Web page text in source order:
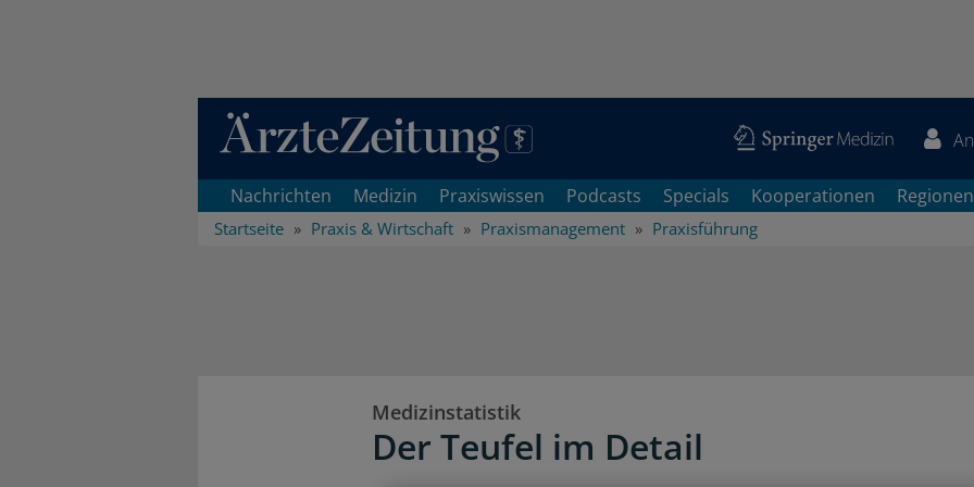
Direkt zum Inhaltsbereich
Nachrichten Medizin Praxiswissen Podcasts Specials Kooperationen Regionen
Startseite Praxis & Wirtschaft Praxismanagement Praxisführung
Medizinstatistik
Der Teufel im Detail